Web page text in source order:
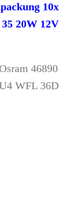
10x
20W 12V
46890
WFL 36D